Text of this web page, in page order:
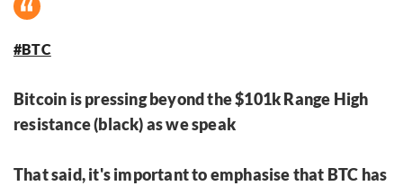
#BTC
Bitcoin is pressing beyond the $101k Range High
resistance (black) as we speak
That said, it's important to emphasise that BTC has